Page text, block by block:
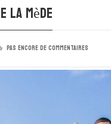
la Mède
PAS ENCORE DE COMMENTAIRES